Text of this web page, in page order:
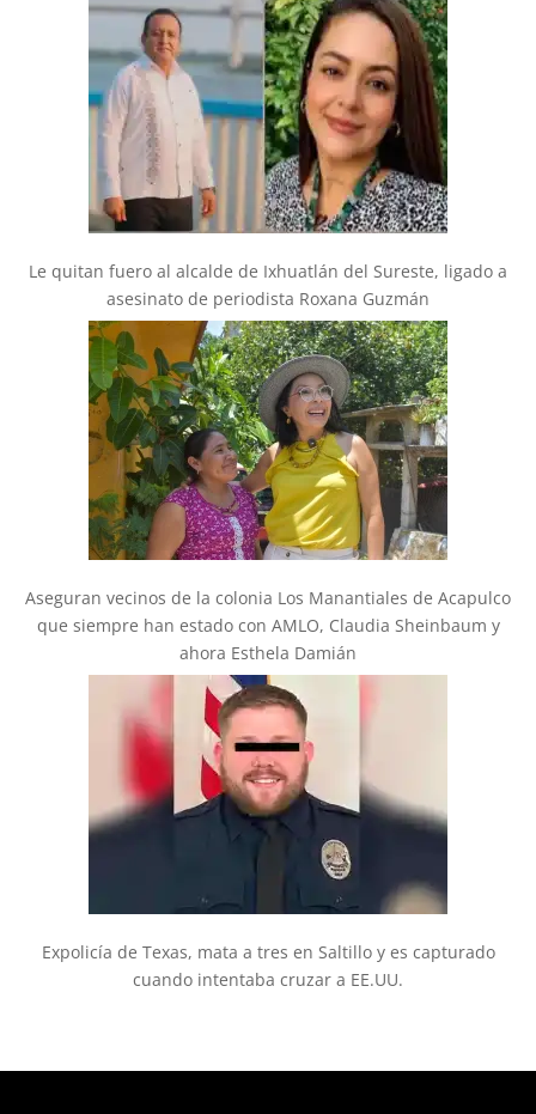
Le quitan fuero al alcalde de Ixhuatlán del Sureste, ligado a
asesinato de periodista Roxana Guzmán
Aseguran vecinos de la colonia Los Manantiales de Acapulco
que siempre han estado con AMLO, Claudia Sheinbaum y
ahora Esthela Damián
Expolicía de Texas, mata a tres en Saltillo y es capturado
cuando intentaba cruzar a EE.UU.